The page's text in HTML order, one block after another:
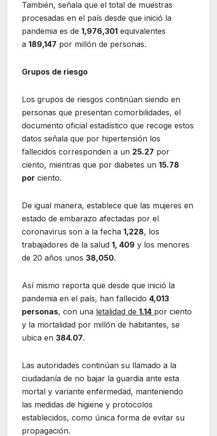
También, señala que el total de muestras
procesadas en el país desde que inició la
pandemia es de 1,976,301 equivalentes
a 189,147 por millón de personas.
Grupos de riesgo
Los grupos de riesgos continúan siendo en
personas que presentan comorbilidades, el
documento oficial estadístico que recoge estos
datos señala que por hipertensión los
fallecidos corresponden a un 25.27 por
ciento, mientras que por diabetes un 15.78
por ciento.
De igual manera, establece que las mujeres en
estado de embarazo afectadas por el
coronavirus son a la fecha 1,228, los
trabajadores de la salud 1, 409 y los menores
de 20 años unos 38,050.
Así mismo reporta que desde que inició la
pandemia en el país, han fallecido 4,013
personas, con una letalidad de 1.14 por ciento
y la mortalidad por millón de habitantes, se
ubica en 384.07.
Las autoridades continúan su llamado a la
ciudadanía de no bajar la guardia ante esta
mortal y variante enfermedad, manteniendo
las medidas de higiene y protocolos
establecidos, como única forma de evitar su
propagación.